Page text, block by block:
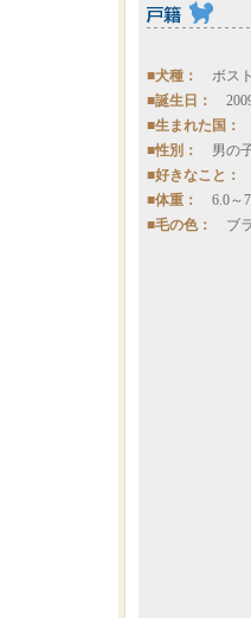
■犬種： ボス
■誕生日：
■生まれた国：
■性別： 男の
■好きなこと：
■体重： 6.0～
■毛の色： ブ